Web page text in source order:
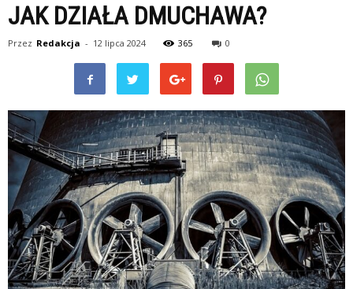
JAK DZIAŁA DMUCHAWA?
Przez Redakcja - 12 lipca 2024 365 0